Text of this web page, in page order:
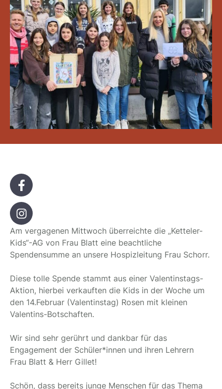
Am vergagenen Mittwoch überreichte die „Ketteler-
Kids“-AG von Frau Blatt eine beachtliche
Spendensumme an unsere Hospizleitung Frau Schorr.
Diese tolle Spende stammt aus einer Valentinstags-
Aktion, hierbei verkauften die Kids in der Woche um
den 14.Februar (Valentinstag) Rosen mit kleinen
Valentins-Botschaften.
Wir sind sehr gerührt und dankbar für das
Engagement der Schüler*innen und ihren Lehrern
Frau Blatt & Herr Gillet!
Schön, dass bereits junge Menschen für das Thema